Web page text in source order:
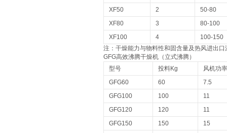
XF50
2
50-80
XF80
3
80-100
XF100
4
100-150
注：干燥能力与物料性和固含量及热风进出
GFG高效沸腾干燥机（立式沸腾）
型号
投料Kg
风机功
GFG60
60
7.5
GFG100
100
11
GFG120
120
11
GFG150
150
15